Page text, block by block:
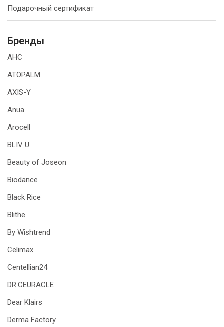
Подарочный сертификат
Бренды
AHC
ATOPALM
AXIS-Y
Anua
Arocell
BLIV U
Beauty of Joseon
Biodance
Black Rice
Blithe
By Wishtrend
Celimax
Centellian24
DR.CEURACLE
Dear Klairs
Derma Factory